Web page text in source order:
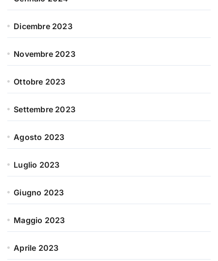
Dicembre 2023
Novembre 2023
Ottobre 2023
Settembre 2023
Agosto 2023
Luglio 2023
Giugno 2023
Maggio 2023
Aprile 2023